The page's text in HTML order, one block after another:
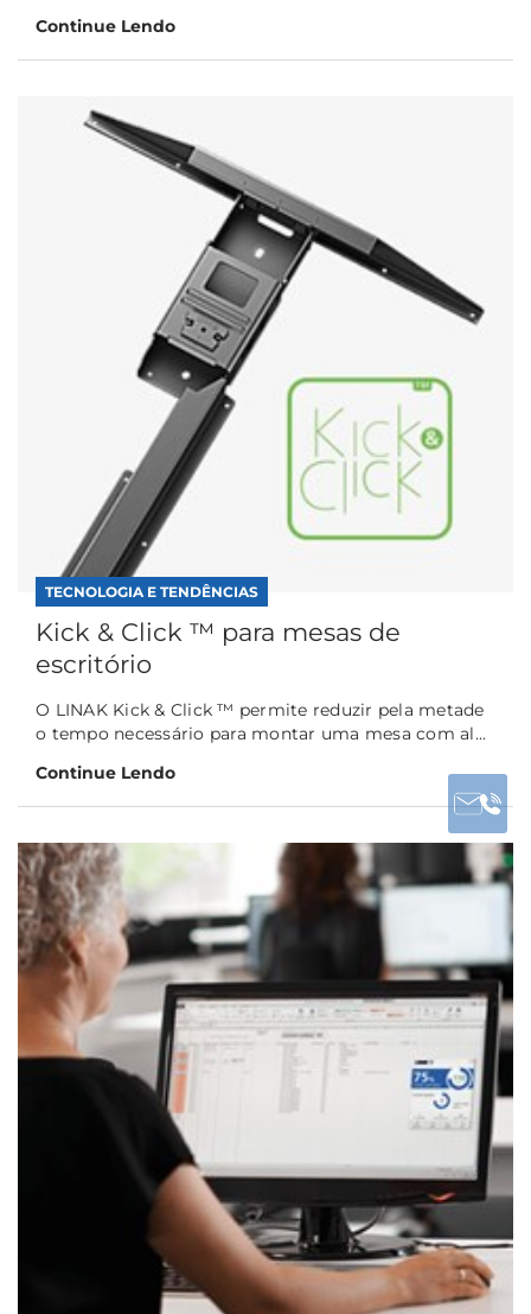
Continue Lendo
TECNOLOGIA E TENDÊNCIAS
Kick & Click ™ para mesas de
escritório
O LINAK Kick & Click ™ permite reduzir pela metade
o tempo necessário para montar uma mesa com al...
Continue Lendo